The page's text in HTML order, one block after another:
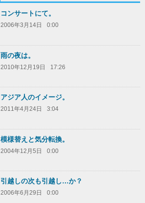
コンサートにて。
2006年3月14日 0:00
雨の夜は。
2010年12月19日 17:26
アジア人のイメージ。
2011年4月24日 3:04
模様替えと気分転換。
2004年12月5日 0:00
引越しの次も引越し…か？
2006年6月29日 0:00